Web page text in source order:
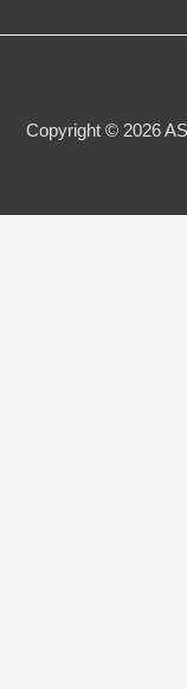
Copyright © 2026